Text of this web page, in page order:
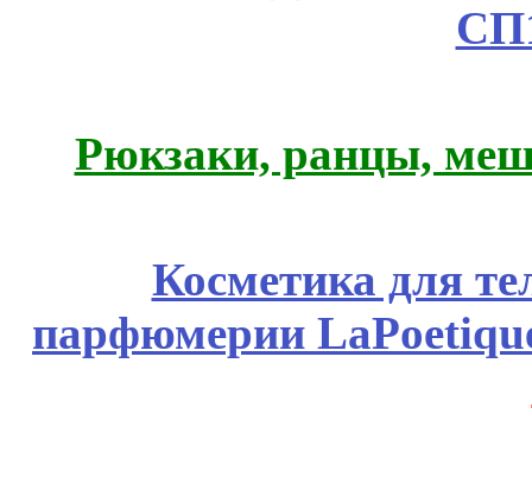
Рюкзаки, ранцы,
Косметика для
парфюмерии